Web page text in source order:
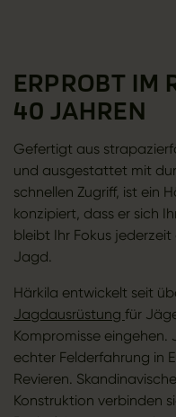
ERPROBT IM
40 JAHREN
Gefertigt aus
und ausgestattet mit
schnellen Zugriff, ist ein
konzipiert, dass er sich
bleibt Ihr Fokus
Jagd.
Härkila entwickelt seit
Jagdausrüstung für
Kompromisse
echter Felderfahrung in
Revieren.
Konstruktion verbinden